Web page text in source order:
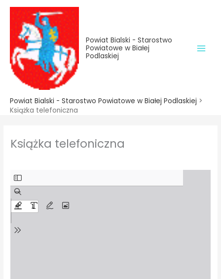
treści
Przejdź
treści
Powiat Bialski - Starostwo
Powiatowe w Białej
Podlaskiej
Powiat Bialski - Starostwo Powiatowe w Białej Podlaskiej >
Książka telefoniczna
Książka telefoniczna